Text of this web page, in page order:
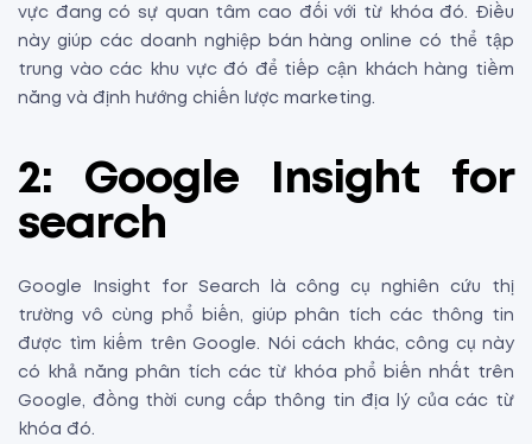
vực đang có sự quan tâm cao đối với từ khóa đó. Điều
này giúp các doanh nghiệp bán hàng online có thể tập
trung vào các khu vực đó để tiếp cận khách hàng tiềm
năng và định hướng chiến lược marketing.
2: Google Insight for
search
Google Insight for Search là công cụ nghiên cứu thị
trường vô cùng phổ biến, giúp phân tích các thông tin
được tìm kiếm trên Google. Nói cách khác, công cụ này
có khả năng phân tích các từ khóa phổ biến nhất trên
Google, đồng thời cung cấp thông tin địa lý của các từ
khóa đó.